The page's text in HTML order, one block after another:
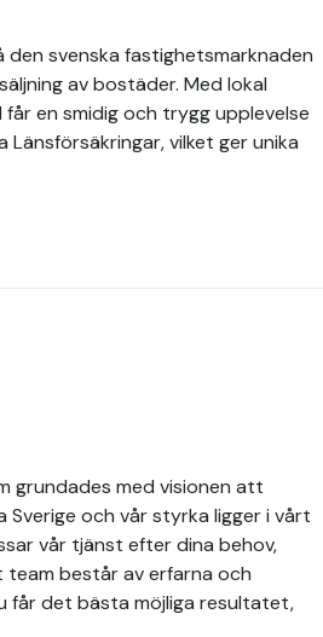
svenska fastighetsmarknaden
av bostäder. Med lokal
en smidig och trygg upplevelse
vilket ger unika
grundades med visionen att
och vår styrka ligger i vårt
vår tjänst efter dina behov,
består av erfarna och
får det bästa möjliga resultatet,